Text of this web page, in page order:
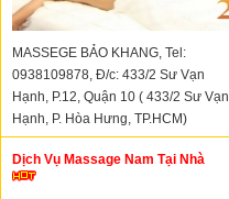
MASSEGE BẢO KHANG, Tel:
0938109878, Đ/c: 433/2 Sư Vạn
Hạnh, P.12, Quận 10 ( 433/2 Sư Vạn
Hạnh, P. Hòa Hưng, TP.HCM)
Dịch Vụ Massage Nam Tại Nhà